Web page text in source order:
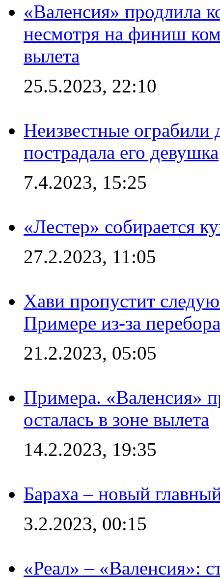
«Валенсия» продлила
несмотря на финиш
вылета
25.5.2023, 22:10
Неизвестные
пострадала его девушка
7.4.2023, 15:25
«Лестер» собирается
27.2.2023, 11:05
Хави пропустит
Примере из-за
21.2.2023, 05:05
Примера. «Валенсия»
осталась в зоне вылета
14.2.2023, 19:35
Бараха – новый
3.2.2023, 00:15
«Реал» – «Валенсия»: